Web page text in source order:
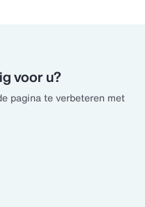
voor u?
pagina te verbeteren met